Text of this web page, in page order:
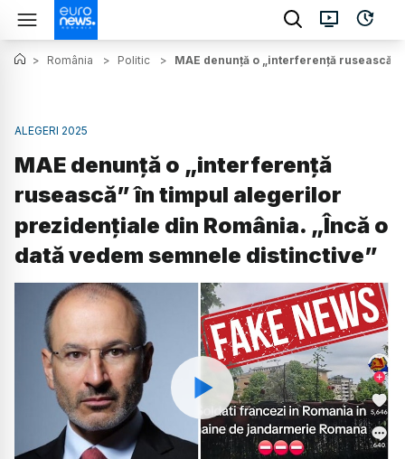
> România > Politic > MAE denunță o „interferență
ALEGERI 2025
MAE denunță o „interferență
rusească” în timpul alegerilor
prezidențiale din România. „Încă o
dată vedem semnele distinctive”
Watch